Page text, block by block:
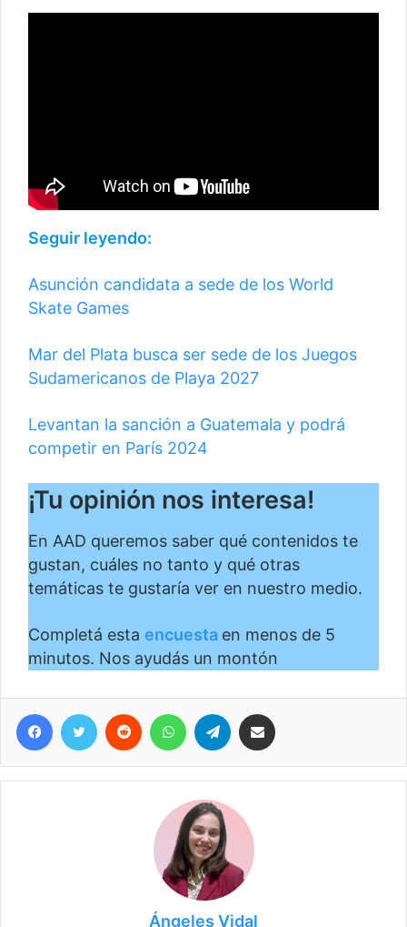
Seguir leyendo:
Asunción candidata a sede de los World
Skate Games
Mar del Plata busca ser sede de los Juegos
Sudamericanos de Playa 2027
Levantan la sanción a Guatemala y podrá
competir en París 2024
¡Tu opinión nos interesa!
En AAD queremos saber qué contenidos te
gustan, cuáles no tanto y qué otras
temáticas te gustaría ver en nuestro medio.
Completá esta encuesta en menos de 5
minutos. Nos ayudás un montón
Facebook
Twitter Reddit WhatsAppTelegram
Ángeles Vidal